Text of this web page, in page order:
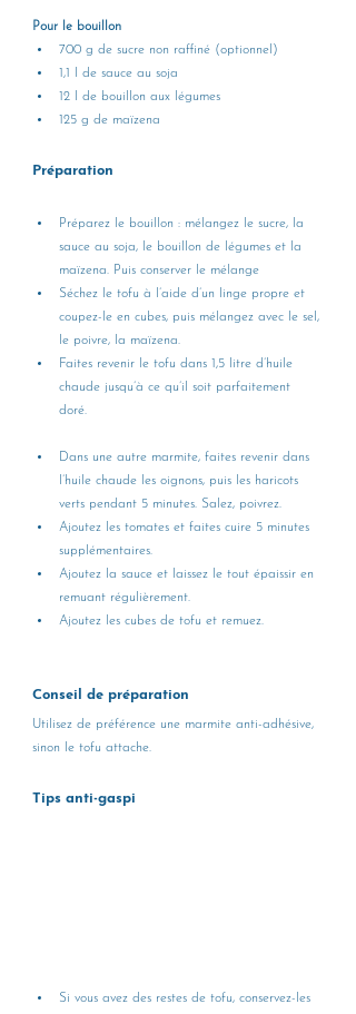
Pour le bouillon
700 g de sucre non raffiné (optionnel)
1,1 l de sauce au soja
12 l de bouillon aux légumes
125 g de maïzena
Préparation
Préparez le bouillon : mélangez le sucre, la
sauce au soja, le bouillon de légumes et la
maïzena. Puis conserver le mélange
Séchez le tofu à l’aide d’un linge propre et
coupez-le en cubes, puis mélangez avec le sel,
le poivre, la maïzena.
Faites revenir le tofu dans 1,5 litre d’huile
chaude jusqu’à ce qu’il soit parfaitement
doré.
Dans une autre marmite, faites revenir dans
l’huile chaude les oignons, puis les haricots
verts pendant 5 minutes. Salez, poivrez.
Ajoutez les tomates et faites cuire 5 minutes
supplémentaires.
Ajoutez la sauce et laissez le tout épaissir en
remuant régulièrement.
Ajoutez les cubes de tofu et remuez.
Conseil de préparation
Utilisez de préférence une marmite anti-adhésive,
sinon le tofu attache.
Tips anti-gaspi
Si vous avez des restes de tofu, conservez-les